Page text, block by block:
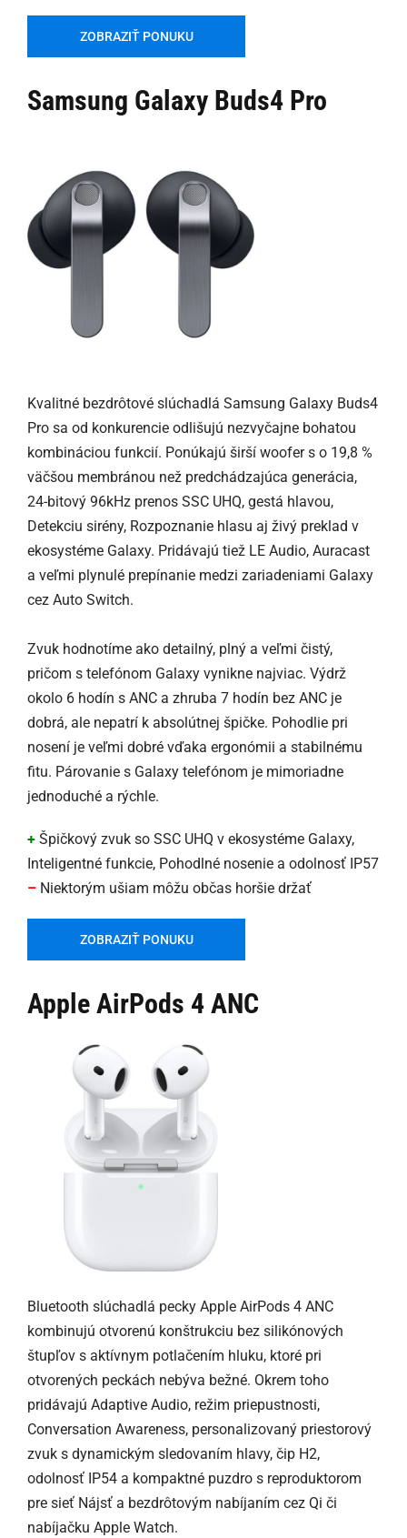
ZOBRAZIŤ PONUKU
Samsung Galaxy Buds4 Pro
Kvalitné bezdrôtové slúchadlá Samsung Galaxy Buds4
Pro sa od konkurencie odlišujú nezvyčajne bohatou
kombináciou funkcií. Ponúkajú širší woofer s o 19,8 %
väčšou membránou než predchádzajúca generácia,
24-bitový 96kHz prenos SSC UHQ, gestá hlavou,
Detekciu sirény, Rozpoznanie hlasu aj živý preklad v
ekosystéme Galaxy. Pridávajú tiež LE Audio, Auracast
a veľmi plynulé prepínanie medzi zariadeniami Galaxy
cez Auto Switch.
Zvuk hodnotíme ako detailný, plný a veľmi čistý,
pričom s telefónom Galaxy vynikne najviac. Výdrž
okolo 6 hodín s ANC a zhruba 7 hodín bez ANC je
dobrá, ale nepatrí k absolútnej špičke. Pohodlie pri
nosení je veľmi dobré vďaka ergonómii a stabilnému
fitu. Párovanie s Galaxy telefónom je mimoriadne
jednoduché a rýchle.
+ Špičkový zvuk so SSC UHQ v ekosystéme Galaxy,
Inteligentné funkcie, Pohodlné nosenie a odolnosť IP57
– Niektorým ušiam môžu občas horšie držať
ZOBRAZIŤ PONUKU
Apple AirPods 4 ANC
Bluetooth slúchadlá pecky Apple AirPods 4 ANC
kombinujú otvorenú konštrukciu bez silikónových
štupľov s aktívnym potlačením hluku, ktoré pri
otvorených peckách nebýva bežné. Okrem toho
pridávajú Adaptive Audio, režim priepustnosti,
Conversation Awareness, personalizovaný priestorový
zvuk s dynamickým sledovaním hlavy, čip H2,
odolnosť IP54 a kompaktné puzdro s reproduktorom
pre sieť Nájsť a bezdrôtovým nabíjaním cez Qi či
nabíjačku Apple Watch.